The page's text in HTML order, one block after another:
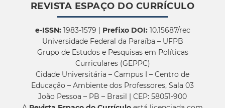
REVISTA ESPAÇO DO CURRÍCULO
e-ISSN:1983-1579 | Prefixo DOI:10.15687/rec
Universidade Federal da Paraíba – UFPB
Grupo de Estudos e Pesquisas em Políticas
Curriculares (GEPPC)
Cidade Universitária – Campus I – Centro de
Educação – Ambiente dos Professores, Sala 03
João Pessoa – PB – Brasil | CEP: 58051-900